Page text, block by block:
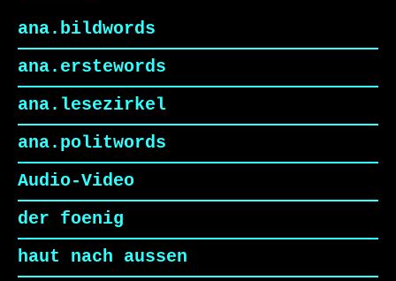
ana.bildwords
ana.erstewords
ana.lesezirkel
ana.politwords
Audio-Video
der foenig
haut nach aussen